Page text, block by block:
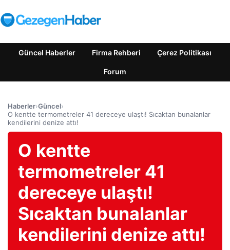
Güncel Haberler Firma Rehberi Çerez Politikası
Forum
Haberler›Güncel›
O kentte termometreler 41 dereceye ulaştı! Sıcaktan bunalanlar
kendilerini denize attı!
O kentte
termometreler 41
dereceye ulaştı!
Sıcaktan bunalanlar
kendilerini denize attı!